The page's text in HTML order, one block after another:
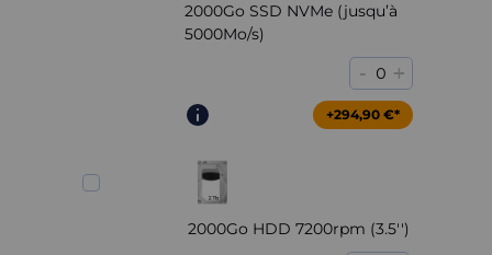
2000Go SSD NVMe (jusqu’à
5000Mo/s)
- 0 +
+294,90 €*
2000Go HDD 7200rpm (3.5'')